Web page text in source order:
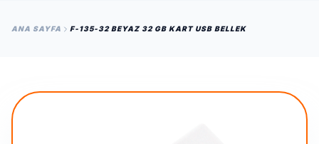
ANA SAYFA F-135-32 BEYAZ 32 GB KART USB BELLEK